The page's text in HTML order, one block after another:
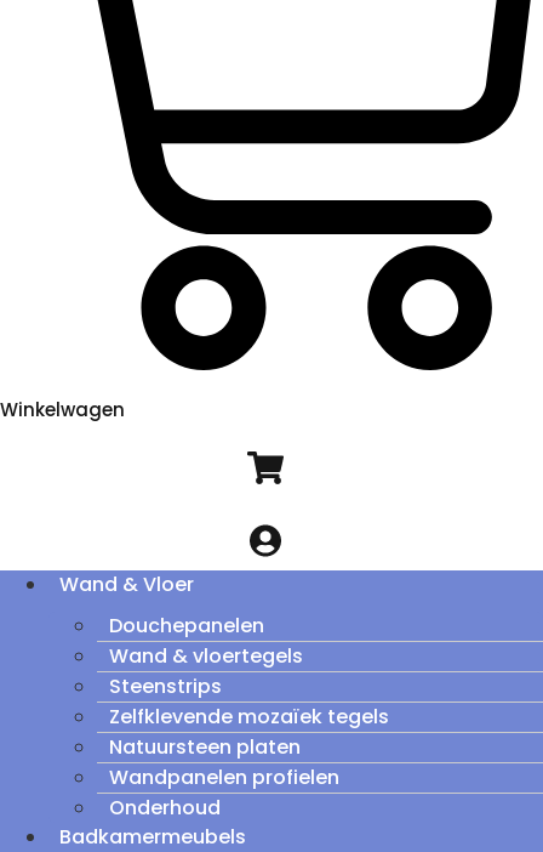
Winkelwagen
Wand & Vloer
Douchepanelen
Wand & vloertegels
Steenstrips
Zelfklevende mozaïek tegels
Natuursteen platen
Wandpanelen profielen
Onderhoud
Badkamermeubels